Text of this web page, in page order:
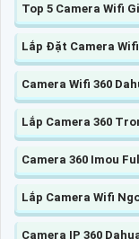
Top 5 Camera Wifi
Lắp Đặt Camera
Camera Wifi 360
Lắp Camera 360
Camera 360 Imou
Lắp Camera Wifi
Camera IP 360